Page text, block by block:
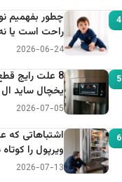
4
چطور بفهمیم
راحت است یا
که هر مادر باید
2026-06-24
5
8 علت رایج
یخچال ساید
2026-07-05
6
اشتباهاتی که
ویرپول را
که باید بدانید
2026-07-13